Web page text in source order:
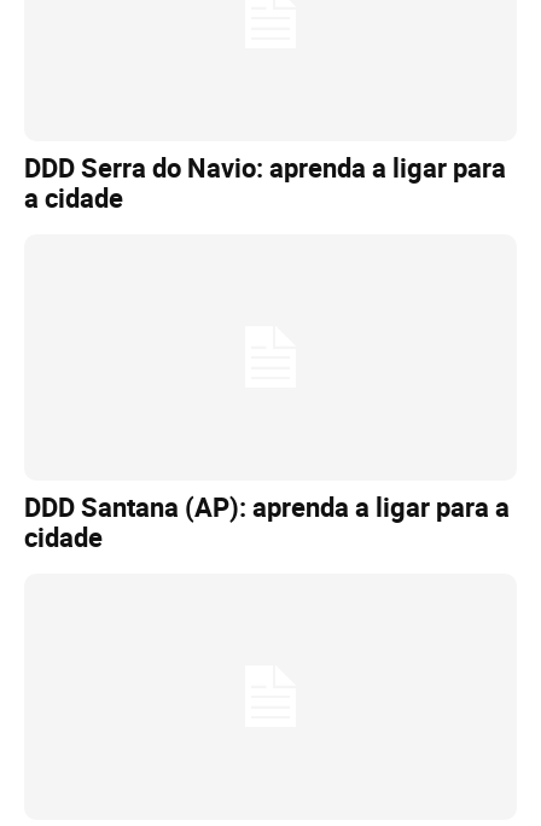
DDD Serra do Navio: aprenda a ligar para
a cidade
DDD Santana (AP): aprenda a ligar para a
cidade